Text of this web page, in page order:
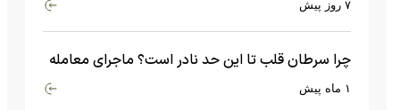
۷ روز پیش
چرا سرطان قلب تا این حد نادر است؟ ماجرای معامله
عجیبی که در بدن اتفاق می‌افتد!۱ ماه پیش